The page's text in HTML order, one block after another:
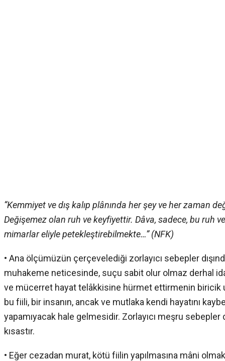
“Kemmiyet ve dış kalıp plânında her şey ve her zaman
Değişemez olan ruh ve keyfiyettir. Dâva, sadece, bu ruh
mimarlar eliyle petekleştirebilmekte…” (NFK)
• Ana ölçümüzün çerçevelediği zorlayıcı sebepler
muhakeme neticesinde, suçu sabit olur olmaz derhal
ve mücerret hayat telâkkisine hürmet ettirmenin
bu fiili, bir insanın, ancak ve mutlaka kendi hayatını
yapamıyacak hale gelmesidir. Zorlayıcı meşru sebepler
kısastır.
• Eğer cezadan murat, kötü fiilin yapılmasına mâni